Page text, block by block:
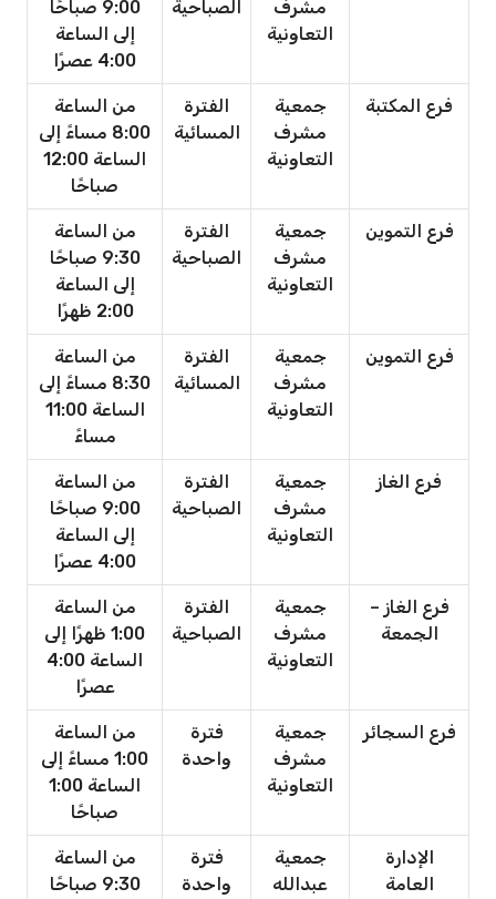
مشرف
التعاونية
الصباحية
9:00 صباحًا
إلى الساعة
4:00 عصرًا
فرع المكتبة
جمعية
مشرف
التعاونية
الفترة
المسائية
من الساعة
8:00 مساءً إلى
الساعة 12:00
صباحًا
فرع التموين
جمعية
مشرف
التعاونية
الفترة
الصباحية
من الساعة
9:30 صباحًا
إلى الساعة
2:00 ظهرًا
فرع التموين
جمعية
مشرف
التعاونية
الفترة
المسائية
من الساعة
8:30 مساءً إلى
الساعة 11:00
مساءً
فرع الغاز
جمعية
مشرف
التعاونية
الفترة
الصباحية
من الساعة
9:00 صباحًا
إلى الساعة
4:00 عصرًا
فرع الغاز –
الجمعة
جمعية
مشرف
التعاونية
الفترة
الصباحية
من الساعة
1:00 ظهرًا إلى
الساعة 4:00
عصرًا
فرع السجائر
جمعية
مشرف
التعاونية
فترة
واحدة
من الساعة
1:00 مساءً إلى
الساعة 1:00
صباحًا
الإدارة
العامة
جمعية
عبدالله
فترة
واحدة
من الساعة
9:30 صباحًا